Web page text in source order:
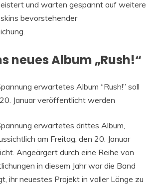
und warten gespannt auf weitere
bevorstehender
neues Album „Rush!“
erwartetes Album “Rush!” soll
Januar veröffentlicht werden
erwartetes drittes Album,
am Freitag, den 20. Januar
Angeärgert durch eine Reihe von
in diesem Jahr war die Band
ihr neuestes Projekt in voller Länge zu